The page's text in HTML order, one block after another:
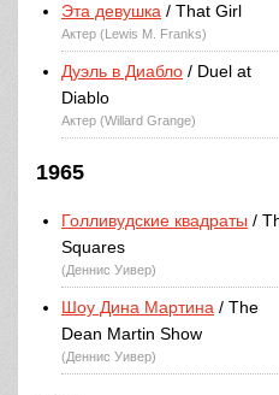
Эта девушка / That Girl
Актер (Lewis M. Franks)
Дуэль в Диабло / Duel at
Diablo
Актер (Willard Grange)
1965
Голливудские квадраты /
Squares
(Деннис Уивер)
Шоу Дина Мартина / The
Dean Martin Show
(Деннис Уивер)